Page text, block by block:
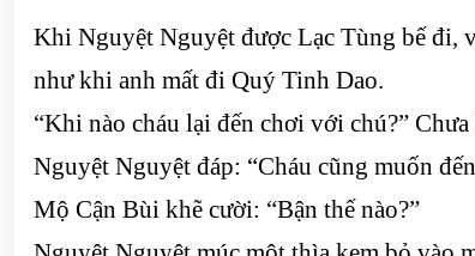
Khi Nguyệt Nguyệt được Lạc Tùng bế đi,
như khi anh mất đi Quý Tinh Dao.
“Khi nào cháu lại đến chơi với chú?”
Nguyệt Nguyệt đáp: “Cháu cũng muốn
Mộ Cận Bùi khẽ cười: “Bận thế nào?”